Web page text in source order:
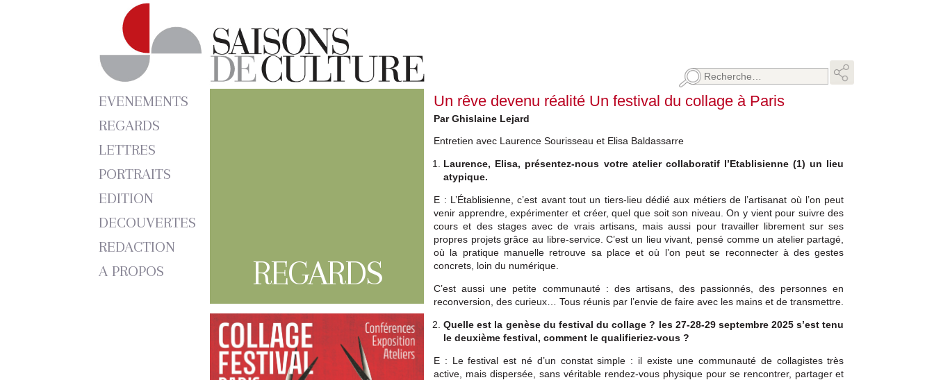
Rechercher :
EVENEMENTS
REGARDS
LETTRES
PORTRAITS
EDITION
DECOUVERTES
REDACTION
A PROPOS
REGARDS
Un rêve devenu réalité Un festival du collage à Paris
Par Ghislaine Lejard
Entretien avec Laurence Sourisseau et Elisa Baldassarre
Laurence, Elisa, présentez-nous votre atelier collaboratif l’Etablisienne (1) un lieu
atypique.
E : L’Établisienne, c’est avant tout un tiers-lieu dédié aux métiers de l’artisanat où l’on peut
venir apprendre, expérimenter et créer, quel que soit son niveau. On y vient pour suivre des
cours et des stages avec de vrais artisans, mais aussi pour travailler librement sur ses
propres projets grâce au libre-service. C’est un lieu vivant, pensé comme un atelier partagé,
où la pratique manuelle retrouve sa place et où l’on peut se reconnecter à des gestes
concrets, loin du numérique.
C’est aussi une petite communauté : des artisans, des passionnés, des personnes en
reconversion, des curieux… Tous réunis par l’envie de faire avec les mains et de transmettre.
Quelle est la genèse du festival du collage ? les 27-28-29 septembre 2025 s’est tenu
le deuxième festival, comment le qualifieriez-vous ?
E : Le festival est né d’un constat simple : il existe une communauté de collagistes très
active, mais dispersée, sans véritable rendez-vous physique pour se rencontrer, partager et